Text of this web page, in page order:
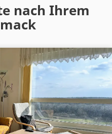
nach Ihrem